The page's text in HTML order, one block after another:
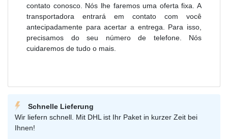
contato conosco. Nós lhe faremos uma oferta fixa. A
transportadora entrará em contato com você
antecipadamente para acertar a entrega. Para isso,
precisamos do seu número de telefone. Nós
cuidaremos de tudo o mais.
Schnelle Lieferung
Wir liefern schnell. Mit DHL ist Ihr Paket in kurzer Zeit bei
Ihnen!